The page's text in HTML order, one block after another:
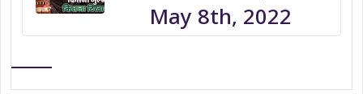
May 8th, 2022